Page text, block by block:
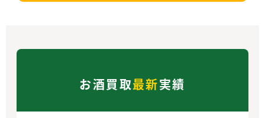
お酒買取最新実績